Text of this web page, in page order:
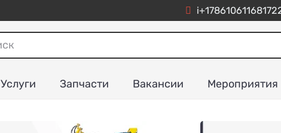
Услуги Запчасти Вакансии Мероприятия